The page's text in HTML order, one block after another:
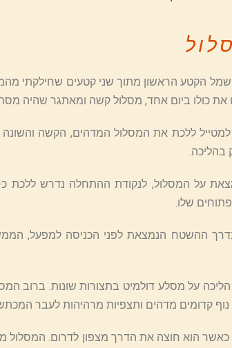
הקטע הראשון מתוך שני קטעים שחילקתי
את כולו ביום אחד, מסלול קשה ומאתגר שהיה
ללכת את המסלול המדהים, הקשה והשונה
בהליכה.
שלו.
ההשטח הנמצאת לפני הכניסה למפעל,
הליכה על מסלע דולמיט בתצורות שונות. ברוב
קדומים מדהים ותצפיות מרהיהות לעבר
הוא חוצה את הדרך מצפון לדרום. המסלול